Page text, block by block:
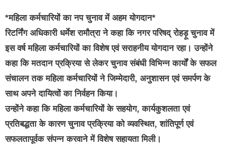
*महिला कर्मचारियों का नप चुनाव में अहम योगदान*
रिटर्निंग अधिकारी धर्मेश रामौत्रा ने कहा कि नगर परिषद् रोहड़ू चुनाव में
इस वर्ष महिला कर्मचारियों का विशेष एवं सराहनीय योगदान रहा। उन्होंने
कहा कि मतदान प्रक्रिया से लेकर चुनाव संबंधी विभिन्न कार्यों के सफल
संचालन तक महिला कर्मचारियों ने जिम्मेदारी, अनुशासन एवं समर्पण के
साथ अपने दायित्वों का निर्वहन किया।
उन्होंने कहा कि महिला कर्मचारियों के सहयोग, कार्यकुशलता एवं
प्रतिबद्धता के कारण चुनाव प्रक्रिया को व्यवस्थित, शांतिपूर्ण एवं
सफलतापूर्वक संपन्न करवाने में विशेष सहायता मिली।